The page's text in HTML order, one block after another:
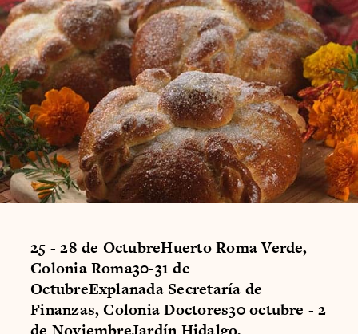
25 - 28 de OctubreHuerto Roma Verde,
Colonia Roma30-31 de
OctubreExplanada Secretaría de
Finanzas, Colonia Doctores30 octubre - 2